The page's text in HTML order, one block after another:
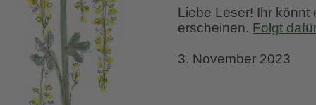
Liebe Leser! Ihr könnt
erscheinen. Folgt
3. November 2023